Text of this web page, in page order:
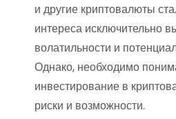
и другие криптовалюты
интереса исключительно
волатильности и
Однако, необходимо
инвестирование в
риски и возможности.